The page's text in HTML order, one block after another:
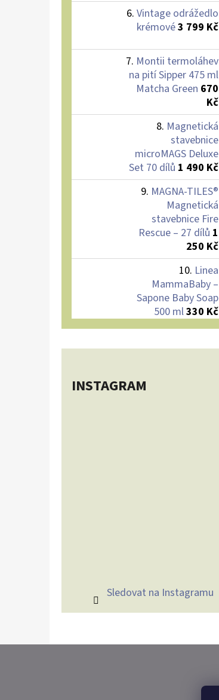
Vintage odrážedlo
krémové3 799 Kč
Montii termoláhev
na pití Sipper 475 ml
Matcha Green 670
Kč
Magnetická
stavebnice
microMAGS Deluxe
Set 70 dílů 1 490 Kč
MAGNA-TILES®
Magnetická
stavebnice Fire
Rescue – 27 dílů 1
250 Kč
Linea
MammaBaby –
Sapone Baby Soap
500 ml330 Kč
INSTAGRAM
Sledovat na Instagramu